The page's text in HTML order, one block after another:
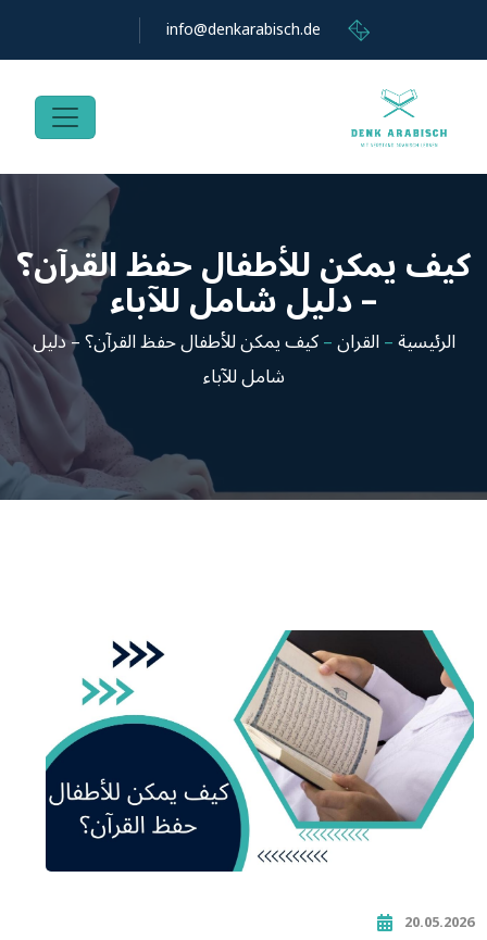
info@denkarabisch.de
كيف يمكن للأطفال حفظ القرآن؟
– دليل شامل للآباء
الرئيسية–القران–كيف يمكن للأطفال حفظ القرآن؟ – دليل
شامل للآباء
20.05.2026